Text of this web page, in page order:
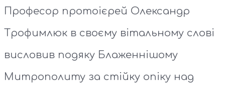
Професор протоієрей Олександр
Трофимлюк в своєму вітальному слові
висловив подяку Блаженнішому
Митрополиту за стійку опіку над